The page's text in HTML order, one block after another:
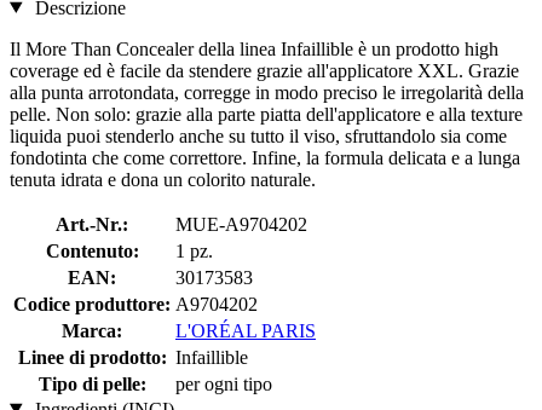
Descrizione
Il More Than Concealer della linea Infaillible è un prodotto high
coverage ed è facile da stendere grazie all'applicatore XXL. Grazie
alla punta arrotondata, corregge in modo preciso le irregolarità della
pelle. Non solo: grazie alla parte piatta dell'applicatore e alla texture
liquida puoi stenderlo anche su tutto il viso, sfruttandolo sia come
fondotinta che come correttore. Infine, la formula delicata e a lunga
tenuta idrata e dona un colorito naturale.
Art.-Nr.:
MUE-A9704202
Contenuto:
1 pz.
EAN:
30173583
Codice produttore: A9704202
Marca:
L'ORÉAL PARIS
Linee di prodotto: Infaillible
Tipo di pelle:
per ogni tipo